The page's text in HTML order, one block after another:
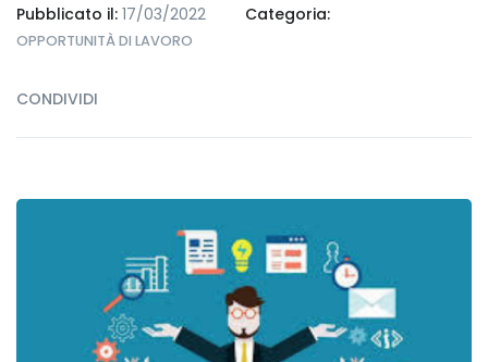
Pubblicato il: 17/03/2022 Categoria:
OPPORTUNITÀ DI LAVORO
CONDIVIDI